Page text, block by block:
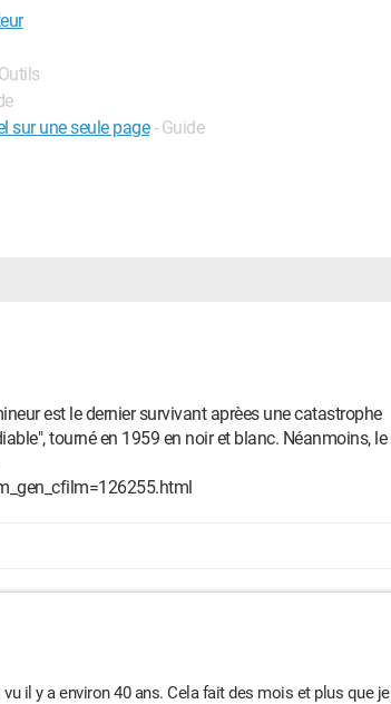
sur une seule page - Guide
est le dernier survivant aprèes une catastrophe
tourné en 1959 en noir et blanc. Néanmoins, le
il y a environ 40 ans. Cela fait des mois et plus que je